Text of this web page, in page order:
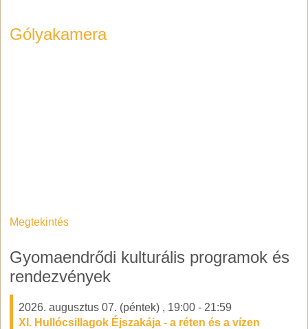
Gólyakamera
Megtekintés
Gyomaendrődi kulturális programok és
rendezvények
2026. augusztus 07. (péntek) , 19:00 - 21:59
XI. Hullócsillagok Éjszakája - a réten és a vízen